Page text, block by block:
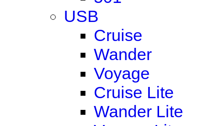
USB
Cruise
Wander
Voyage
Cruise Lite
Wander Lite